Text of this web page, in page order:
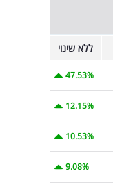
ללא שינוי
47.53%
12.15%
10.53%
9.08%